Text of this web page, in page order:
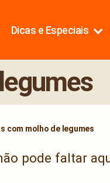
Dicas e Especiais
com molho de legumes
pode faltar